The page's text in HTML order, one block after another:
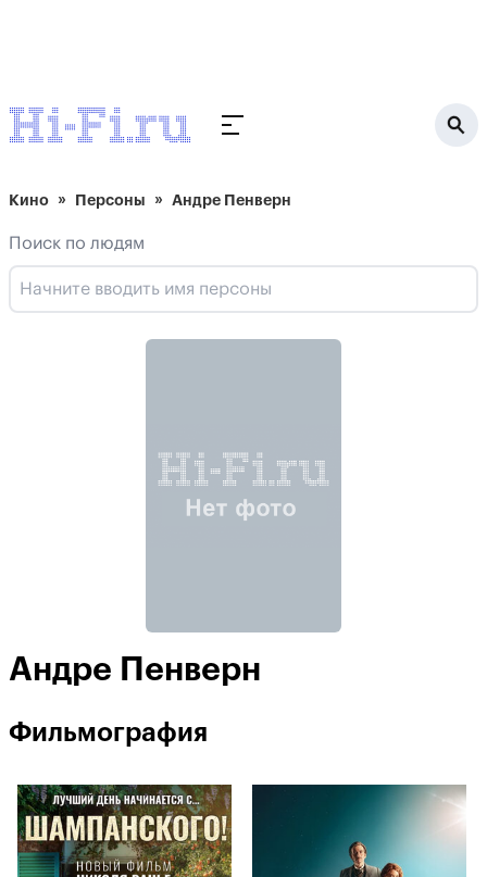
Кино Персоны Андре Пенверн
Поиск по людям
Андре Пенверн
Фильмография